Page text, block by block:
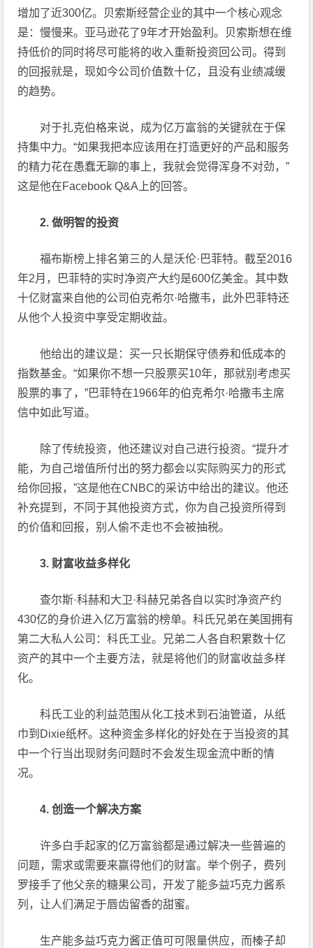
增加了近300亿。贝索斯经营企业的其中一个核心观念
是：慢慢来。亚马逊花了9年才开始盈利。贝索斯想在维
持低价的同时将尽可能将的收入重新投资回公司。得到
的回报就是，现如今公司价值数十亿，且没有业绩减缓
的趋势。
对于扎克伯格来说，成为亿万富翁的关键就在于保
持集中力。“如果我把本应该用在打造更好的产品和服务
的精力花在愚蠢无聊的事上，我就会觉得浑身不对劲，”
这是他在Facebook Q&A上的回答。
2. 做明智的投资
福布斯榜上排名第三的人是沃伦·巴菲特。截至2016
年2月，巴菲特的实时净资产大约是600亿美金。其中数
十亿财富来自他的公司伯克希尔·哈撒韦，此外巴菲特还
从他个人投资中享受定期收益。
他给出的建议是：买一只长期保守债券和低成本的
指数基金。“如果你不想一只股票买10年，那就别考虑买
股票的事了，”巴菲特在1966年的伯克希尔·哈撒韦主席
信中如此写道。
除了传统投资，他还建议对自己进行投资。“提升才
能，为自己增值所付出的努力都会以实际购买力的形式
给你回报，”这是他在CNBC的采访中给出的建议。他还
补充提到，不同于其他投资方式，你为自己投资所得到
的价值和回报，别人偷不走也不会被抽税。
3. 财富收益多样化
查尔斯·科赫和大卫·科赫兄弟各自以实时净资产约
430亿的身价进入亿万富翁的榜单。科氏兄弟在美国拥有
第二大私人公司：科氏工业。兄弟二人各自积累数十亿
资产的其中一个主要方法，就是将他们的财富收益多样
化。
科氏工业的利益范围从化工技术到石油管道，从纸
巾到Dixie纸杯。这种资金多样化的好处在于当投资的其
中一个行当出现财务问题时不会发生现金流中断的情
况。
4. 创造一个解决方案
许多白手起家的亿万富翁都是通过解决一些普遍的
问题，需求或需要来赢得他们的财富。举个例子，费列
罗接手了他父亲的糖果公司，开发了能多益巧克力酱系
列，让人们满足于唇齿留香的甜蜜。
生产能多益巧克力酱正值可可限量供应，而榛子却